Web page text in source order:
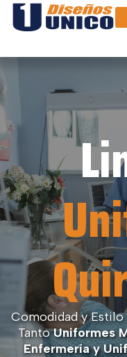
Comodidad y Estilo
TantoUniformes
Enfermería y